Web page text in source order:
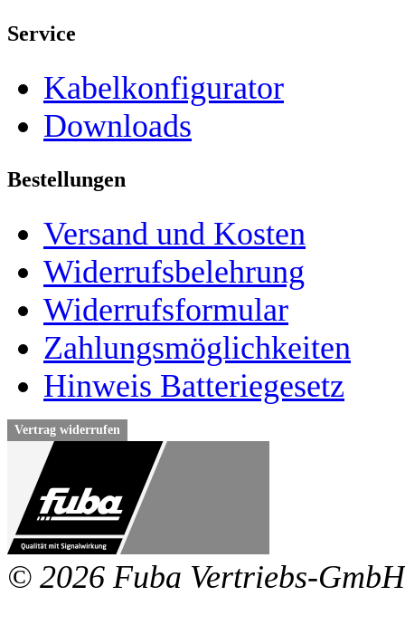
Service
Kabelkonfigurator
Downloads
Bestellungen
Versand und Kosten
Widerrufsbelehrung
Widerrufsformular
Zahlungsmöglichkeiten
Hinweis Batteriegesetz
Vertrag widerrufen
© 2026 Fuba Vertriebs-GmbH